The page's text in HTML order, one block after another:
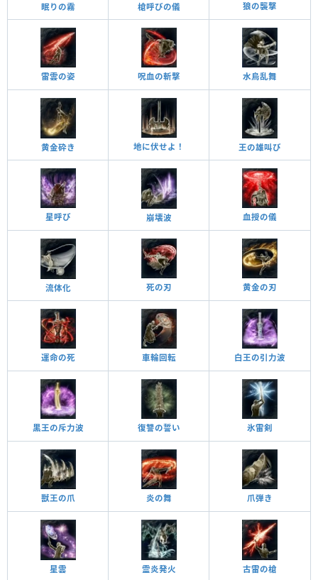
眠りの霧 槍呼びの儀 狼の襲撃
雷雲の姿 呪血の斬撃 水烏乱舞
黄金砕き 地に伏せよ！ 王の雄叫び
星呼び 崩壊波 血授の儀
流体化 死の刃 黄金の刃
運命の死 車輪回転 白王の引力波
黒王の斥力波 復讐の誓い 氷雷剣
獣王の爪 炎の舞 爪弾き
星雲 霊炎発火 古雷の槍